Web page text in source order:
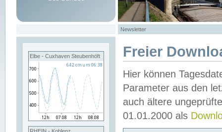
Newsletter
Elbe - Cuxhaven Steubenhöft Freier
Hier können
Parameter aus den
auch ältere
01.01.2000 als